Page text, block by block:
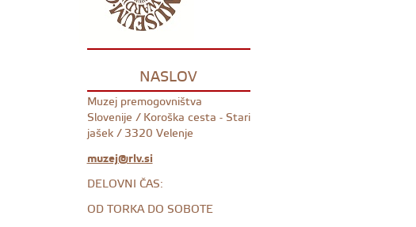
NASLOV
Muzej premogovništva
Slovenije / Koroška cesta - Stari
jašek / 3320 Velenje
muzej@rlv.si
DELOVNI ČAS:
OD TORKA DO SOBOTE